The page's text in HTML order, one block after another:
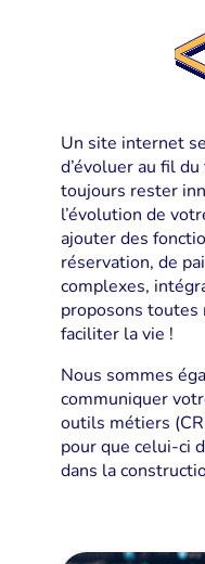
Un site internet
d’évoluer au fil
toujours rester
l’évolution de
ajouter des
réservation, de
complexes,
proposons toutes
faciliter la vie !
Nous sommes
communiquer
outils métiers
pour que celui-ci
dans la